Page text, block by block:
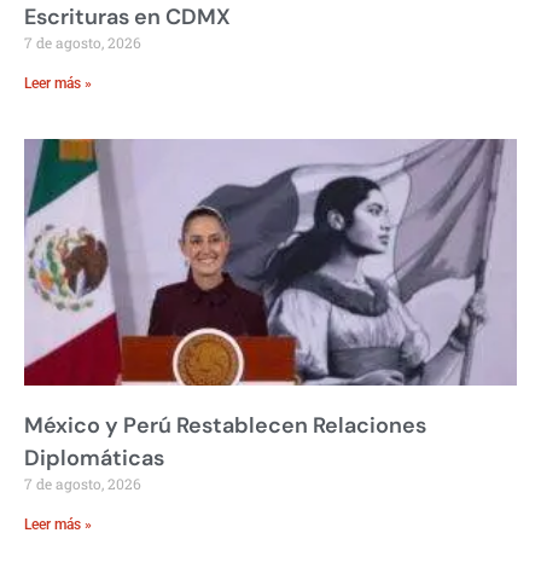
Escrituras en CDMX
7 de agosto, 2026
Leer más »
México y Perú Restablecen Relaciones
Diplomáticas
7 de agosto, 2026
Leer más »